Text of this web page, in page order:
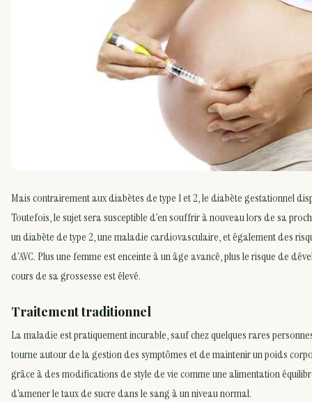
Mais contrairement aux diabètes de type 1 et 2, le diabète gestationnel
Toutefois, le sujet sera susceptible d’en souffrir à nouveau lors de sa
un diabète de type 2, une maladie cardiovasculaire, et également des
d’AVC. Plus une femme est enceinte à un âge avancé, plus le risque de
cours de sa grossesse est élevé.
Traitement traditionnel
La maladie est pratiquement incurable, sauf chez quelques rares
tourne autour de la gestion des symptômes et de maintenir un poids
grâce à des modifications de style de vie comme une alimentation
d’amener le taux de sucre dans le sang à un niveau normal.